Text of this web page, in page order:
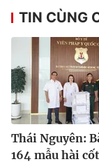
TIN CÙNG
Thái Nguyên:
164 mẫu hài